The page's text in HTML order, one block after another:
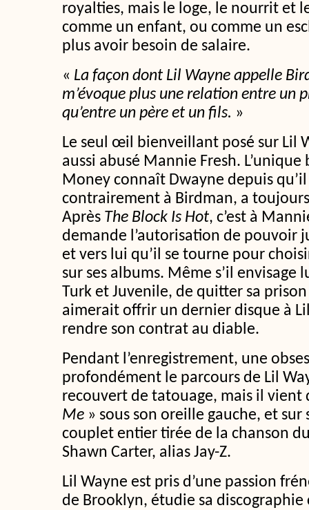
royalties, mais le loge, le nourrit et
comme un enfant, ou comme un
plus avoir besoin de salaire.
« La façon dont Lil Wayne appelle
m’évoque plus une relation entre un
qu’entre un père et un fils. »
Le seul œil bienveillant posé sur Lil
aussi abusé Mannie Fresh. L’unique
Money connaît Dwayne depuis
contrairement à Birdman, a
Après The Block Is Hot, c’est à
demande l’autorisation de pouvoir
et vers lui qu’il se tourne pour
sur ses albums. Même s’il envisage
Turk et Juvenile, de quitter sa
aimerait offrir un dernier disque à
rendre son contrat au diable.
Pendant l’enregistrement, une
profondément le parcours de Lil
recouvert de tatouage, mais il vient
Me » sous son oreille gauche, et
couplet entier tirée de la chanson
Shawn Carter, alias Jay-Z.
Lil Wayne est pris d’une passion
de Brooklyn, étudie sa